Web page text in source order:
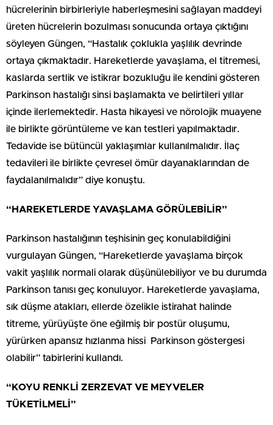
hücrelerinin birbirleriyle haberleşmesini sağlayan maddeyi
üreten hücrelerin bozulması sonucunda ortaya çıktığını
söyleyen Güngen, “Hastalık çoklukla yaşlılık devrinde
ortaya çıkmaktadır. Hareketlerde yavaşlama, el titremesi,
kaslarda sertlik ve istikrar bozukluğu ile kendini gösteren
Parkinson hastalığı sinsi başlamakta ve belirtileri yıllar
içinde ilerlemektedir. Hasta hikayesi ve nörolojik muayene
ile birlikte görüntüleme ve kan testleri yapılmaktadır.
Tedavide ise bütüncül yaklaşımlar kullanılmalıdır. İlaç
tedavileri ile birlikte çevresel ömür dayanaklarından de
faydalanılmalıdır” diye konuştu.
“HAREKETLERDE YAVAŞLAMA GÖRÜLEBİLİR”
Parkinson hastalığının teşhisinin geç konulabildiğini
vurgulayan Güngen, “Hareketlerde yavaşlama birçok
vakit yaşlılık normali olarak düşünülebiliyor ve bu durumda
Parkinson tanısı geç konuluyor. Hareketlerde yavaşlama,
sık düşme atakları, ellerde özelikle istirahat halinde
titreme, yürüyüşte öne eğilmiş bir postür oluşumu,
yürürken apansız hızlanma hissi Parkinson göstergesi
olabilir” tabirlerini kullandı.
“KOYU RENKLİ ZERZEVAT VE MEYVELER
TÜKETİLMELİ”